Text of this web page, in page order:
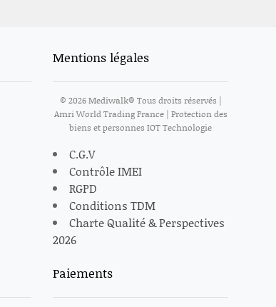
Mentions légales
© 2026Mediwalk® Tous droits réservés |
Amri World Trading France | Protection des
biens et personnes IOT Technologie
C.G.V
Contrôle IMEI
RGPD
Conditions TDM
Charte Qualité & Perspectives
2026
Paiements